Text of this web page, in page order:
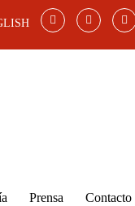
Prensa Contacto